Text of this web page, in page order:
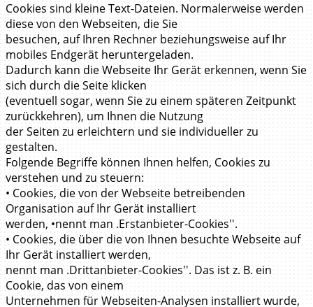
Cookies sind kleine Text-Dateien. Normalerweise werden
diese von den Webseiten, die Sie
besuchen, auf Ihren Rechner beziehungsweise auf Ihr
mobiles Endgerät heruntergeladen.
Dadurch kann die Webseite Ihr Gerät erkennen, wenn Sie
sich durch die Seite klicken
(eventuell sogar, wenn Sie zu einem späteren Zeitpunkt
zurückkehren), um Ihnen die Nutzung
der Seiten zu erleichtern und sie individueller zu
gestalten.
Folgende Begriffe können Ihnen helfen, Cookies zu
verstehen und zu steuern:
• Cookies, die von der Webseite betreibenden
Organisation auf Ihr Gerät installiert
werden, •nennt man .Erstanbieter-Cookies''.
• Cookies, die über die von Ihnen besuchte Webseite auf
Ihr Gerät installiert werden,
nennt man .Drittanbieter-Cookies''. Das ist z. B. ein
Cookie, das von einem
Unternehmen für Webseiten-Analysen installiert wurde,